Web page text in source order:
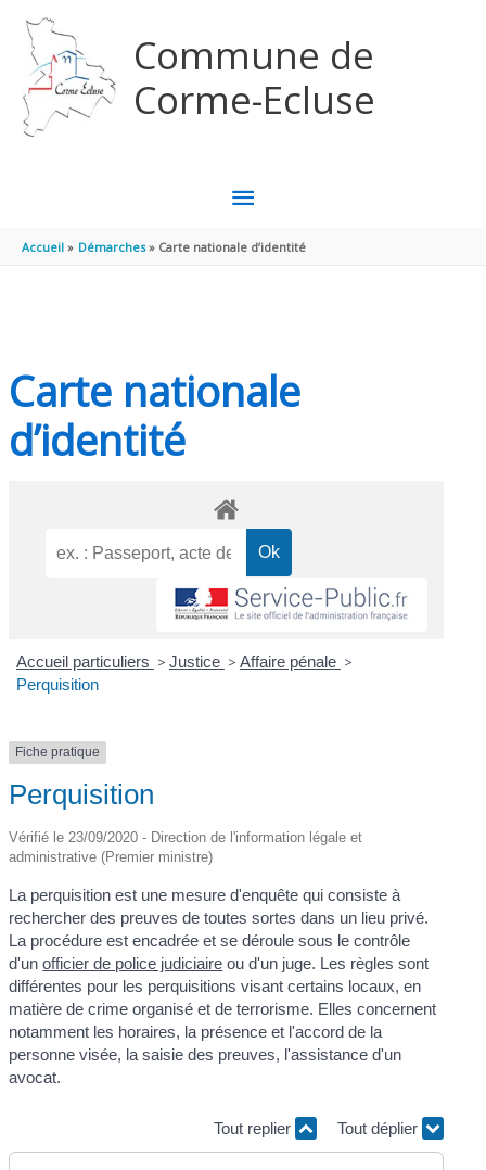
Commune de
Corme-Ecluse
MENU
PRINCIPAL
Accueil Démarches Carte nationale d’identité
Carte nationale
d’identité
Accueil particuliers > Justice > Affaire pénale >
Perquisition
Fiche pratique
Perquisition
Vérifié le 23/09/2020 - Direction de l'information légale et
administrative (Premier ministre)
La perquisition est une mesure d'enquête qui consiste à
rechercher des preuves de toutes sortes dans un lieu privé.
La procédure est encadrée et se déroule sous le contrôle
d'unofficier de police judiciaire ou d'un juge. Les règles sont
différentes pour les perquisitions visant certains locaux, en
matière de crime organisé et de terrorisme. Elles concernent
notamment les horaires, la présence et l'accord de la
personne visée, la saisie des preuves, l'assistance d'un
avocat.
Tout replier Tout déplier